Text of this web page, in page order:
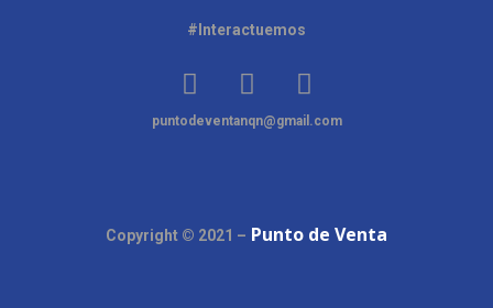
#Interactuemos
puntodeventanqn@gmail.com
Copyright © 2021 – Punto de Venta